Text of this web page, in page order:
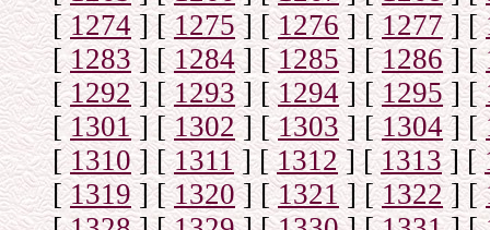
[1274] [1275] [1276] [1277] [
[1283] [1284] [1285] [1286] [
[1292] [1293] [1294] [1295] [
[1301] [1302] [1303 ] [1304] [
[1310] [1311] [1312] [1313] [
[1319] [1320] [1321] [1322] [